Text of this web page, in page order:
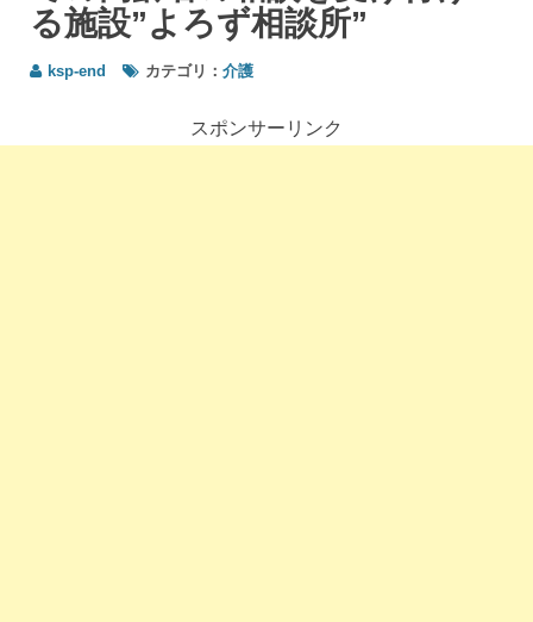
る施設”よろず相談所”
ksp-end カテゴリ： 介護
スポンサーリンク